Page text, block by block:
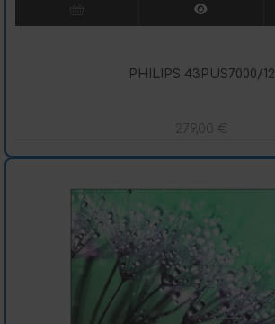
PHILIPS 43PUS7000/12
279,00 €